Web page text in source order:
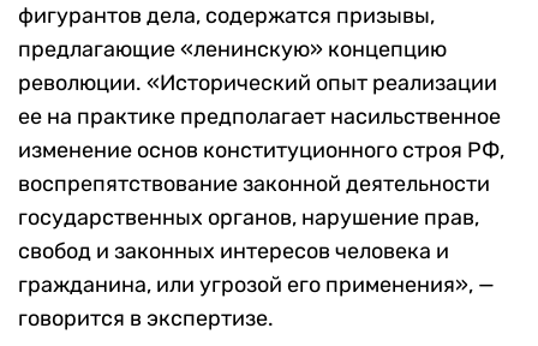
фигурантов дела, содержатся призывы,
предлагающие «ленинскую» концепцию
революции. «Исторический опыт реализации
ее на практике предполагает насильственное
изменение основ конституционного строя РФ,
воспрепятствование законной деятельности
государственных органов, нарушение прав,
свобод и законных интересов человека и
гражданина, или угрозой его применения», —
говорится в экспертизе.